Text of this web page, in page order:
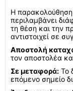
Η
περιλαμβάνει
τη θέση και την
αντιστοιχεί σε
Αποστολή
τον αποστολέα
Σε μεταφορά: Το
επόμενο σημείο